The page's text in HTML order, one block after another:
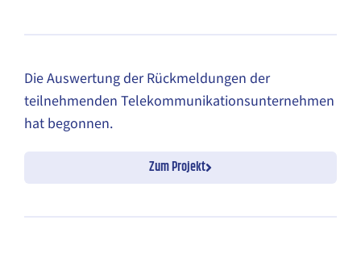
Die Auswertung der Rückmeldungen der
teilnehmenden Telekommunikationsunternehmen
hat begonnen.
Zum Projekt